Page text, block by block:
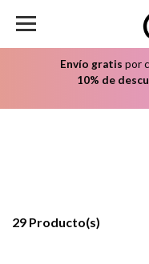
Envío gratis por
10% de
29 Producto(s)